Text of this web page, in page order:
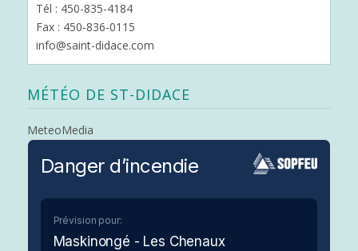
Tél : 450-835-4184
Fax : 450-836-0115
info@saint-didace.com
MÉTÉO DE ST-DIDACE
MeteoMedia
Danger d’incendie
Prévision pour:
Maskinongé - Les Chenaux